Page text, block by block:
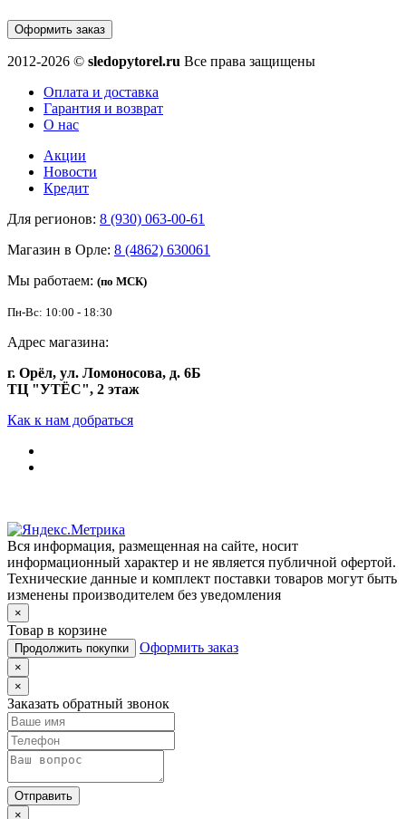
Оформить заказ
2012-2026 © sledopytorel.ru Все права защищены
Оплата и доставка
Гарантия и возврат
О нас
Акции
Новости
Кредит
Для регионов: 8 (930) 063-00-61
Магазин в Орле: 8 (4862) 630061
Мы работаем: (по МСК)
Пн-Вс: 10:00 - 18:30
Адрес магазина:
г. Орёл, ул. Ломоносова, д. 6Б
ТЦ "УТЁС", 2 этаж
Как к нам добраться
Вся информация, размещенная на сайте, носит
информационный характер и не является публичной офертой.
Технические данные и комплект поставки товаров могут быть
изменены производителем без уведомления
×
Товар в корзине
Продолжить покупки Оформить заказ
×
×
Заказать обратный звонок
Отправить
×